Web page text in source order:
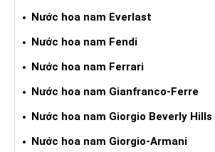
Nước hoa nam Everlast
Nước hoa nam Fendi
Nước hoa nam Ferrari
Nước hoa nam Gianfranco-Ferre
Nước hoa nam Giorgio Beverly Hills
Nước hoa nam Giorgio-Armani